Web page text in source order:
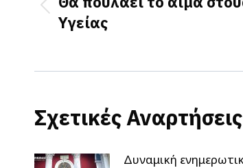
Previous
post:
Υγείας
Σχετικές Αναρτήσεις
Δυναμική